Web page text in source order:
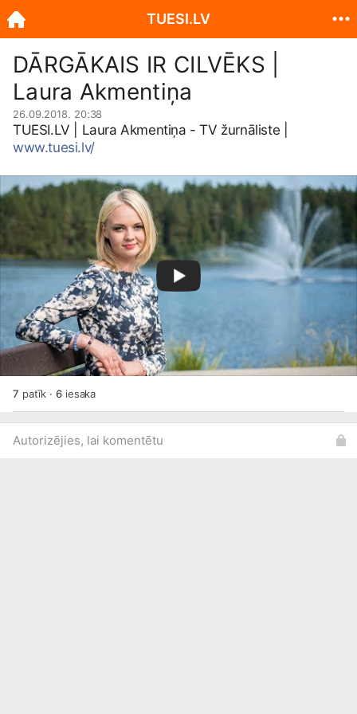
DĀRGĀKAIS IR CILVĒKS |
Laura Akmentiņa
26.09.2018. 20:38
TUESI.LV | Laura Akmentiņa - TV žurnāliste |
www.tuesi.lv/
7 patīk ·6iesaka
Autorizējies, lai komentētu
TUESI.LV